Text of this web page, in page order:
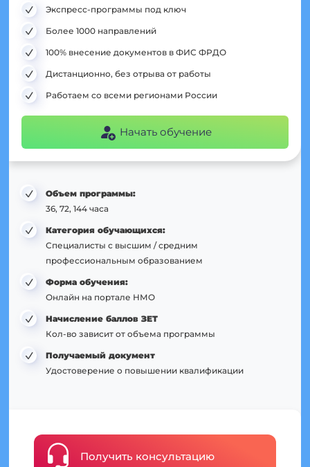
Экспресс-программы под ключ
Более 1000 направлений
100% внесение документов в ФИС ФРДО
Дистанционно, без отрыва от работы
Работаем со всеми регионами России
Начать обучение
Объем программы:
36, 72, 144 часа
Категория обучающихся:
Специалисты с высшим / средним
профессиональным образованием
Форма обучения:
Онлайн на портале НМО
Начисление баллов ЗЕТ
Кол-во зависит от объема программы
Получаемый документ
Удостоверение о повышении квалификации
Получить консультацию